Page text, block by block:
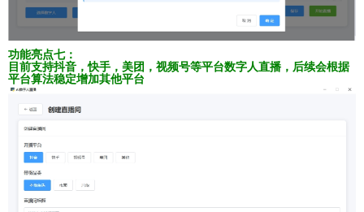
功能亮点七：
目前支持抖音，快手，美团，视频号等平台数字人直播，后续会根据
平台算法稳定增加其他平台